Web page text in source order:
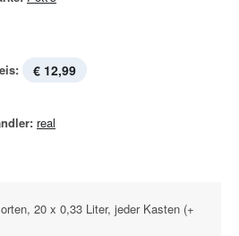
€ 12,99
real
20 x 0,33 Liter, jeder Kasten (+